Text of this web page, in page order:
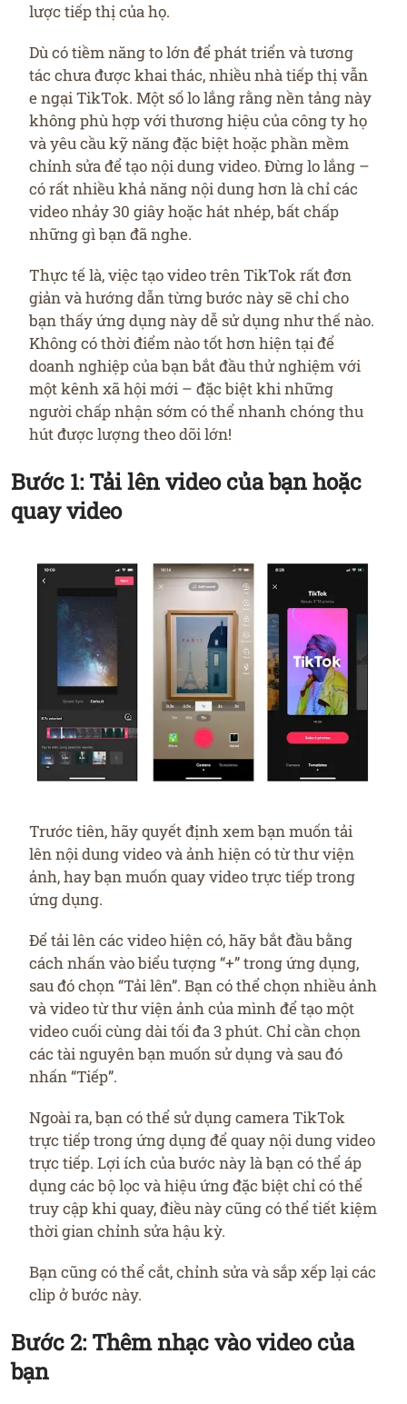
lược tiếp thị của họ.
Dù có tiềm năng to lớn để phát triển và tương
tác chưa được khai thác, nhiều nhà tiếp thị vẫn
e ngại TikTok. Một số lo lắng rằng nền tảng này
không phù hợp với thương hiệu của công ty họ
và yêu cầu kỹ năng đặc biệt hoặc phần mềm
chỉnh sửa để tạo nội dung video. Đừng lo lắng –
có rất nhiều khả năng nội dung hơn là chỉ các
video nhảy 30 giây hoặc hát nhép, bất chấp
những gì bạn đã nghe.
Thực tế là, việc tạo video trên TikTok rất đơn
giản và hướng dẫn từng bước này sẽ chỉ cho
bạn thấy ứng dụng này dễ sử dụng như thế nào.
Không có thời điểm nào tốt hơn hiện tại để
doanh nghiệp của bạn bắt đầu thử nghiệm với
một kênh xã hội mới – đặc biệt khi những
người chấp nhận sớm có thể nhanh chóng thu
hút được lượng theo dõi lớn!
Bước 1: Tải lên video của bạn hoặc
quay video
Trước tiên, hãy quyết định xem bạn muốn tải
lên nội dung video và ảnh hiện có từ thư viện
ảnh, hay bạn muốn quay video trực tiếp trong
ứng dụng.
Để tải lên các video hiện có, hãy bắt đầu bằng
cách nhấn vào biểu tượng “+” trong ứng dụng,
sau đó chọn “Tải lên”. Bạn có thể chọn nhiều ảnh
và video từ thư viện ảnh của mình để tạo một
video cuối cùng dài tối đa 3 phút. Chỉ cần chọn
các tài nguyên bạn muốn sử dụng và sau đó
nhấn “Tiếp”.
Ngoài ra, bạn có thể sử dụng camera TikTok
trực tiếp trong ứng dụng để quay nội dung video
trực tiếp. Lợi ích của bước này là bạn có thể áp
dụng các bộ lọc và hiệu ứng đặc biệt chỉ có thể
truy cập khi quay, điều này cũng có thể tiết kiệm
thời gian chỉnh sửa hậu kỳ.
Bạn cũng có thể cắt, chỉnh sửa và sắp xếp lại các
clip ở bước này.
Bước 2: Thêm nhạc vào video của
bạn